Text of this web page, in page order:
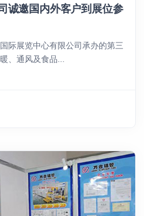
诚邀国内外客户到展位参
际展览中心有限公司承办的第三
、通风及食品...